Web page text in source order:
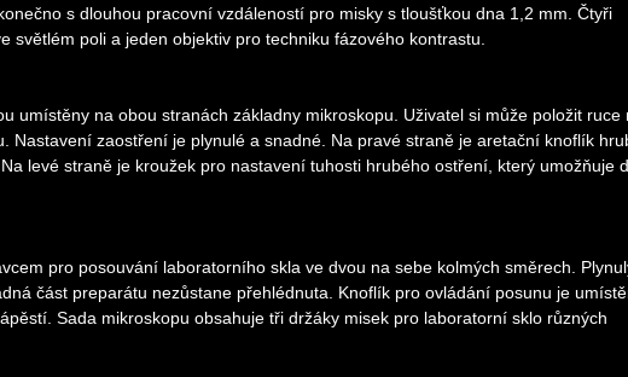
s dlouhou pracovní vzdáleností pro misky s tloušťkou dna 1,2 mm. Čtyři
světlém poli a jeden objektiv pro techniku fázového kontrastu.
umístěny na obou stranách základny mikroskopu. Uživatel si může položit ruce
Nastavení zaostření je plynulé a snadné. Na pravé straně je aretační knoflík
levé straně je kroužek pro nastavení tuhosti hrubého ostření, který umožňuje
pro posouvání laboratorního skla ve dvou na sebe kolmých směrech.
část preparátu nezůstane přehlédnuta. Knoflík pro ovládání posunu je
Sada mikroskopu obsahuje tři držáky misek pro laboratorní sklo různých